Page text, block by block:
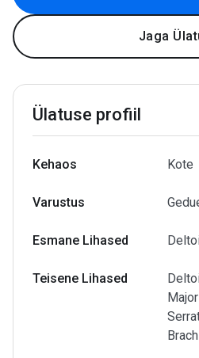
Jaga
Ülatuse profiil
Kehaos Kote
Varustus
Esmane Lihased
Teisene Lihased